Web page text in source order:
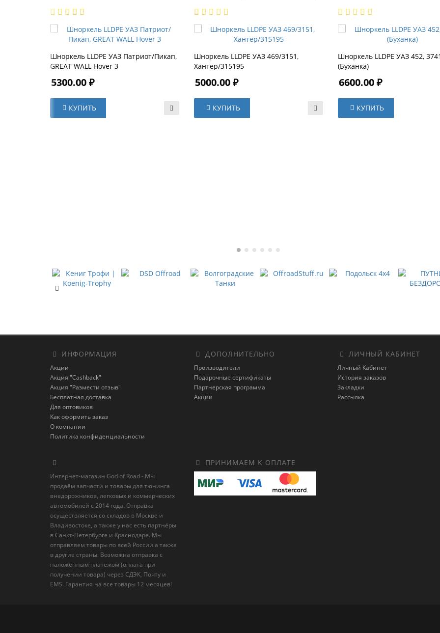
Шноркель LLDPE УАЗ Патриот/Пикап,
GREAT WALL Hover 3
5300.00 ₽
КУПИТЬ
Шноркель LLDPE УАЗ 469/3151,
Хантер/315195
5000.00 ₽
КУПИТЬ
Шноркель LLDPE УАЗ 452, 3741
(Буханка)
6600.00 ₽
КУПИТЬ
ИНФОРМАЦИЯ
Акции
Акция "Cashback"
Акция "Размести отзыв"
Бесплатная доставка
Для оптовиков
Как оформить заказ
О компании
Политика конфиденциальности
ДОПОЛНИТЕЛЬНО
Производители
Подарочные сертификаты
Партнерская программа
Акции
ЛИЧНЫЙ КАБИНЕТ
Личный Кабинет
История заказов
Закладки
Рассылка
Интернет-магазин God of Road - Мы
продаём запчасти и товары для тюнинга
внедорожников, легковых и коммерческих
автомобилей с 2014 года. Отправка
осуществляется со складов в Москве и
Владивостоке, а также у нас есть партнёры
в Санкт-Петербурге и Краснодаре. Мы
отправляем товары по всей России а также
в другие страны. Возможна отправка с
наложенным платежом (оплата при
получении товара) через СДЭК, Почту и
EMS. Гарантия на все товары 12 месяцев!
ПРИНИМАЕМ К ОПЛАТЕ